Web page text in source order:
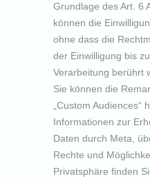
Grundlage des Art. 6
können die
ohne dass die
der Einwilligung bis
Verarbeitung berührt
Sie können die
„Custom
Informationen zur
Daten durch Meta,
Rechte und
Privatsphäre finden